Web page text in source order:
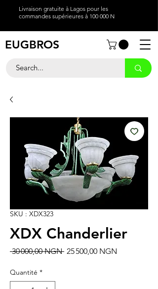
Livraison gratuite à Lagos pour les
commandes supérieures à 100 000 N
EUGBROS
SKU : XDX323
XDX Chanderlier
30 000,00 NGN Prix
25 500,00 NGN
Quantité *